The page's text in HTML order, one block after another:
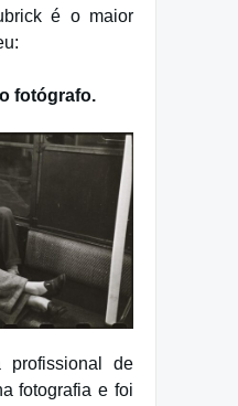
é o maior
fotógrafo.
profissional de
fotografia e foi